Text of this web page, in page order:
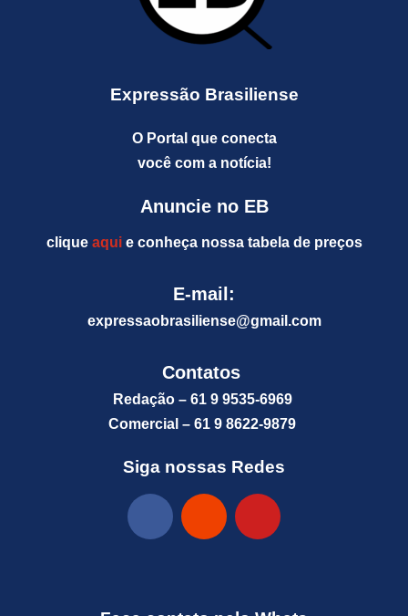
Expressão Brasiliense
O Portal que conecta
você com a notícia!
Anuncie no EB
clique aquie conheça nossa tabela de preços
E-mail:
expressaobrasiliense@gmail.com
Contatos
Redação – 61 9 9535-6969
Comercial – 61 9 8622-9879
Siga nossas Redes